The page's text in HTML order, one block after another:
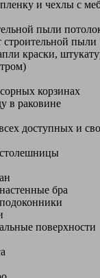
и чехлы с
пыли
строительной пыли
краски,
корзинах
в раковине
доступных и
бра
поверхности